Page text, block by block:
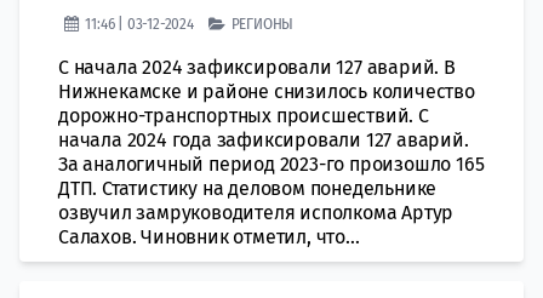
11:46 | 03-12-2024 РЕГИОНЫ
С начала 2024 зафиксировали 127 аварий. В
Нижнекамске и районе снизилось количество
дорожно-транспортных происшествий. С
начала 2024 года зафиксировали 127 аварий.
За аналогичный период 2023-го произошло 165
ДТП. Статистику на деловом понедельнике
озвучил замруководителя исполкома Артур
Салахов. Чиновник отметил, что...